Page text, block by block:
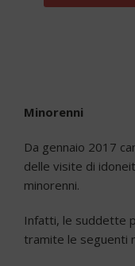
Minorenni
Da gennaio 2017
delle visite di
minorenni.
Infatti, le suddette
tramite le seguenti